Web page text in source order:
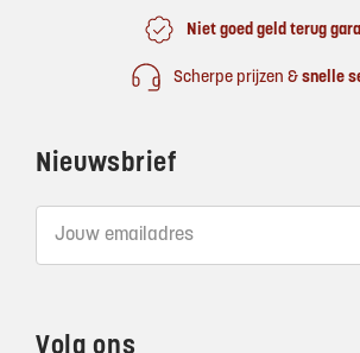
Niet goed geld terug
Scherpe prijzen & snelle
Nieuwsbrief